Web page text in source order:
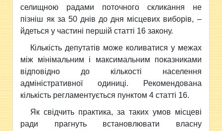
селищною радами поточного скликання не
пізніш як за 50 днів до дня місцевих виборів, –
йдеться у частині першій статті 16 закону.
Кількість депутатів може коливатися у межах
між мінімальним і максимальним показниками
відповідно до кількості населення
адміністративної одиниці. Рекомендована
кількість регламентується пунктом 4 статті 16.
Як свідчить практика, за таких умов місцеві
ради прагнуть встановлювати власну